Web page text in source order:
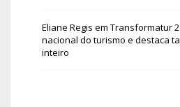
Eliane Regis em Transformatur
nacional do turismo e destaca
inteiro